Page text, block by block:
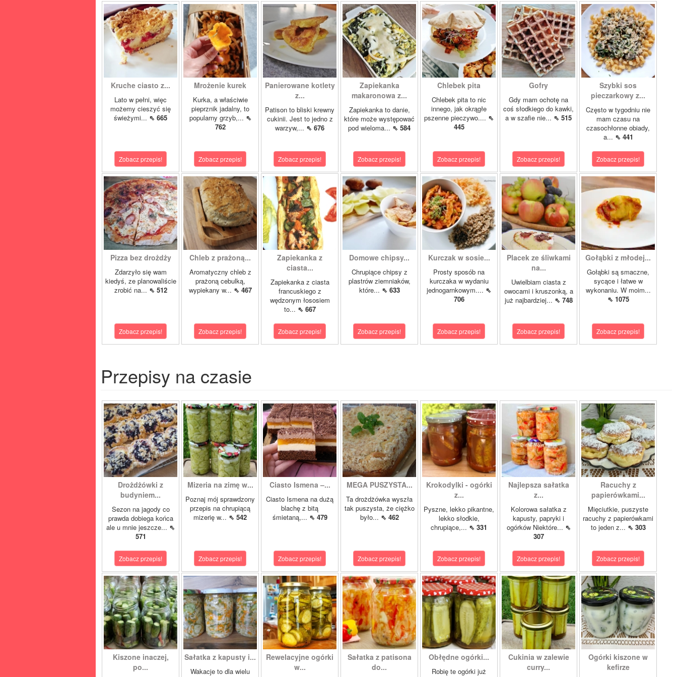
Kruche ciasto z...
Lato w pełni, więc
możemy cieszyć się
świeżymi... ⇖ 665
Zobacz przepis!
Mrożenie kurek
Kurka, a właściwie
pieprznik jadalny, to
popularny grzyb,... ⇖
762
Zobacz przepis!
Panierowane kotlety
z...
Patison to bliski krewny
cukinii. Jest to jedno z
warzyw,... ⇖ 676
Zobacz przepis!
Zapiekanka
makaronowa z...
Zapiekanka to danie,
które może występować
pod wieloma... ⇖ 584
Zobacz przepis!
Chlebek pita
Chlebek pita to nic
innego, jak okrągłe
pszenne pieczywo.... ⇖
445
Zobacz przepis!
Gofry
Gdy mam ochotę na
coś słodkiego do kawki,
a w szafie nie... ⇖ 515
Zobacz przepis!
Szybki sos
pieczarkowy z...
Często w tygodniu nie
mam czasu na
czasochłonne obiady,
a... ⇖ 441
Zobacz przepis!
Pizza bez drożdży
Zdarzyło się wam
kiedyś, ze planowaliście
zrobić na... ⇖ 512
Zobacz przepis!
Chleb z prażoną...
Aromatyczny chleb z
prażoną cebulką,
wypiekany w... ⇖ 467
Zobacz przepis!
Zapiekanka z
ciasta...
Zapiekanka z ciasta
francuskiego z
wędzonym łososiem
to... ⇖ 667
Zobacz przepis!
Domowe chipsy...
Chrupiące chipsy z
plastrów ziemniaków,
które... ⇖ 633
Zobacz przepis!
Kurczak w sosie...
Prosty sposób na
kurczaka w wydaniu
jednogarnkowym.... ⇖
706
Zobacz przepis!
Placek ze śliwkami
na...
Uwielbiam ciasta z
owocami i kruszonką, a
już najbardziej... ⇖ 748
Zobacz przepis!
Gołąbki z młodej...
Gołąbki są smaczne,
sycące i łatwe w
wykonaniu. W moim...
⇖ 1075
Zobacz przepis!
Przepisy na czasie
Drożdżówki z
budyniem...
Sezon na jagody co
prawda dobiega końca
ale u mnie jeszcze... ⇖
571
Zobacz przepis!
Mizeria na zimę w...
Poznaj mój sprawdzony
przepis na chrupiącą
mizerię w... ⇖ 542
Zobacz przepis!
Ciasto Ismena –...
Ciasto Ismena na dużą
blachę z bitą
śmietaną,... ⇖ 479
Zobacz przepis!
MEGA PUSZYSTA...
Ta drożdżówka wyszła
tak puszysta, że ciężko
było... ⇖ 462
Zobacz przepis!
Krokodylki - ogórki
z...
Pyszne, lekko pikantne,
lekko słodkie,
chrupiące,... ⇖ 331
Zobacz przepis!
Najlepsza sałatka
z...
Kolorowa sałatka z
kapusty, papryki i
ogórków Niektóre... ⇖
307
Zobacz przepis!
Racuchy z
papierówkami...
Mięciutkie, puszyste
racuchy z papierówkami
to jeden z... ⇖ 303
Zobacz przepis!
Kiszone inaczej,
po...
Sałatka z kapusty i...
Wakacje to dla wielu
Rewelacyjne ogórki
w...
Sałatka z patisona
do...
Obłędne ogórki...
Robię te ogórki już
Cukinia w zalewie
curry...
Ogórki kiszone w
kefirze